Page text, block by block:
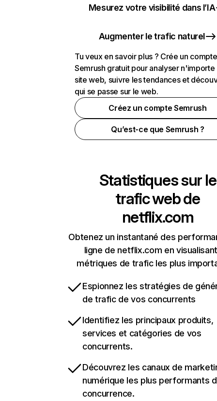
Mesurez votre visibilité dans l’IA
Augmenter le trafic naturel
Tu veux en savoir plus ? Crée un compte
Semrush gratuit pour analyser n'importe
site web, suivre les tendances et
qui se passe sur le web.
Créez un compte Semrush
Qu’est-ce que Semrush ?
Statistiques sur le
trafic web de
netflix.com
Obtenez un instantané des
ligne de netflix.com en
métriques de trafic les plus
Espionnez les stratégies de
de trafic de vos concurrents
Identifiez les principaux produits,
services et catégories de vos
concurrents.
Découvrez les canaux de
numérique les plus performants
concurrence.